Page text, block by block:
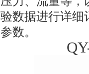
验数据进行详细
参数。